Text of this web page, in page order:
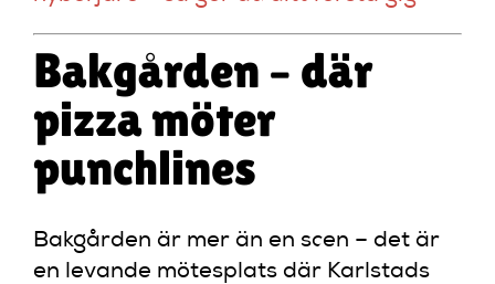
Bakgården – där
pizza möter
punchlines
Bakgården är mer än en scen – det är
en levande mötesplats där Karlstads